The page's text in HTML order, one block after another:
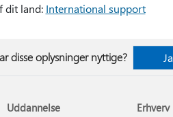
dit land: International support
disse oplysninger nyttige? Ja
Uddannelse Erhverv